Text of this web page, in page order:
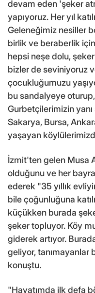
devam eden 'şeker
yapıyoruz. Her yıl
Geleneğimiz nesiller
birlik ve beraberlik
hepsi neşe dolu,
bizler de seviniyoruz
çocukluğumuzu
bu sandalyeye
Gurbetçilerimizin yanı
Sakarya, Bursa,
yaşayan
İzmit'ten gelen Musa
olduğunu ve her
ederek "35 yıllık
bile çoğunluğuna
küçükken burada
şeker topluyor. Köy
giderek artıyor.
geliyor, tanımayanlar
konuştu.
"Hayatımda ilk defa